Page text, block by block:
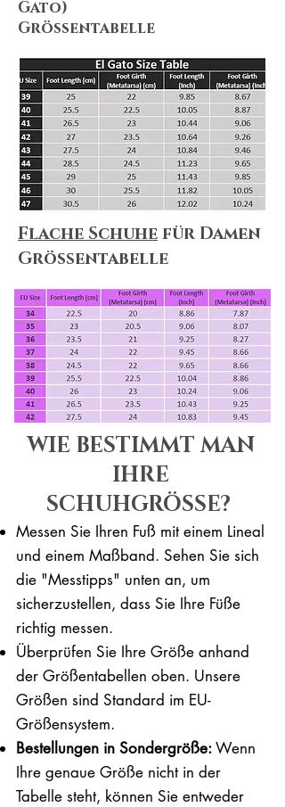
Gato)
Größentabelle
Flache Schuhe für Damen
Größentabelle
WIE BESTIMMT MAN
IHRE
SCHUHGRÖSSE?
Messen Sie Ihren Fuß mit einem Lineal
und einem Maßband. Sehen Sie sich
die "Messtipps" unten an, um
sicherzustellen, dass Sie Ihre Füße
richtig messen. ​​
Überprüfen Sie Ihre Größe anhand
der Größentabellen oben. Unsere
Größen sind Standard im EU-
Größensystem.
Bestellungen in Sondergröße:Wenn
Ihre genaue Größe nicht in der
Tabelle steht, können Sie entweder